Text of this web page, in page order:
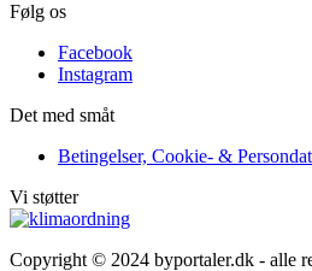
Følg os
Facebook
Instagram
Det med småt
Betingelser, Cookie- &
Vi støtter
Copyright © 2024 byportaler.dk - alle